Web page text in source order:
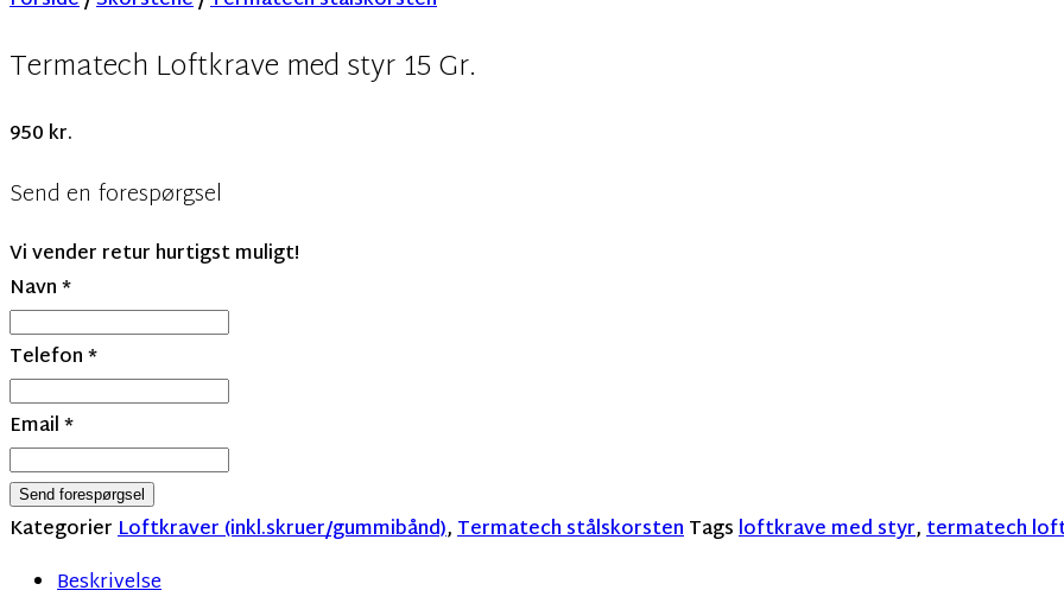
Termatech Loftkrave med styr 15 Gr.
950 kr.
Send en forespørgsel
Vi vender retur hurtigst muligt!
Navn*
Telefon*
Email*
Send forespørgsel
KategorierLoftkraver (inkl.skruer/gummibånd),Termatech stålskorstenTagsloftkrave med styr,termatech
Beskrivelse